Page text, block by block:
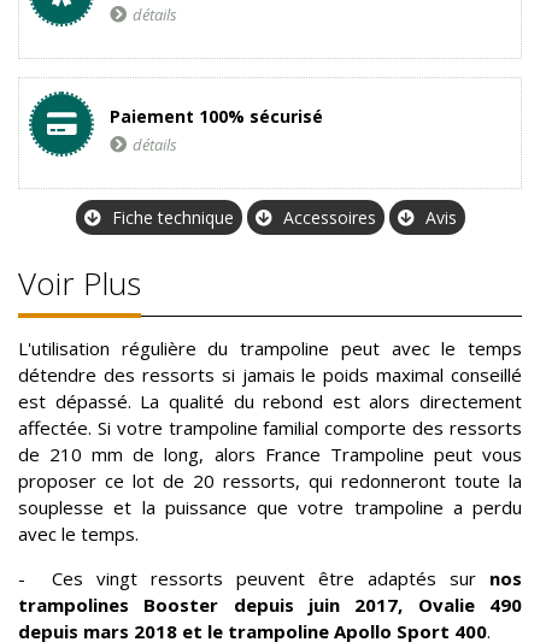
détails
Paiement 100% sécurisé
détails
Fiche technique Accessoires Avis
Voir Plus
L'utilisation régulière du trampoline peut avec le temps
détendre des ressorts si jamais le poids maximal conseillé
est dépassé. La qualité du rebond est alors directement
affectée. Si votre trampoline familial comporte des ressorts
de 210 mm de long, alors France Trampoline peut vous
proposer ce lot de 20 ressorts, qui redonneront toute la
souplesse et la puissance que votre trampoline a perdu
avec le temps.
- Ces vingt ressorts peuvent être adaptés sur nos
trampolines Booster depuis juin 2017, Ovalie 490
depuis mars 2018 et le trampoline Apollo Sport 400.